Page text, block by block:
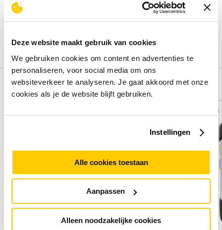
Deze website maakt gebruik van cookies
We gebruiken cookies om content en advertenties te
personaliseren, voor social media om ons
websiteverkeer te analyseren. Je gaat akkoord met onze
cookies als je de website blijft gebruiken.
Instellingen
Alle cookies toestaan
Aanpassen
Alleen noodzakelijke cookies
Deel je ervaring met het product door het schrijven van een
review.
Schrijf een review
Alternatieven
Vergelijk